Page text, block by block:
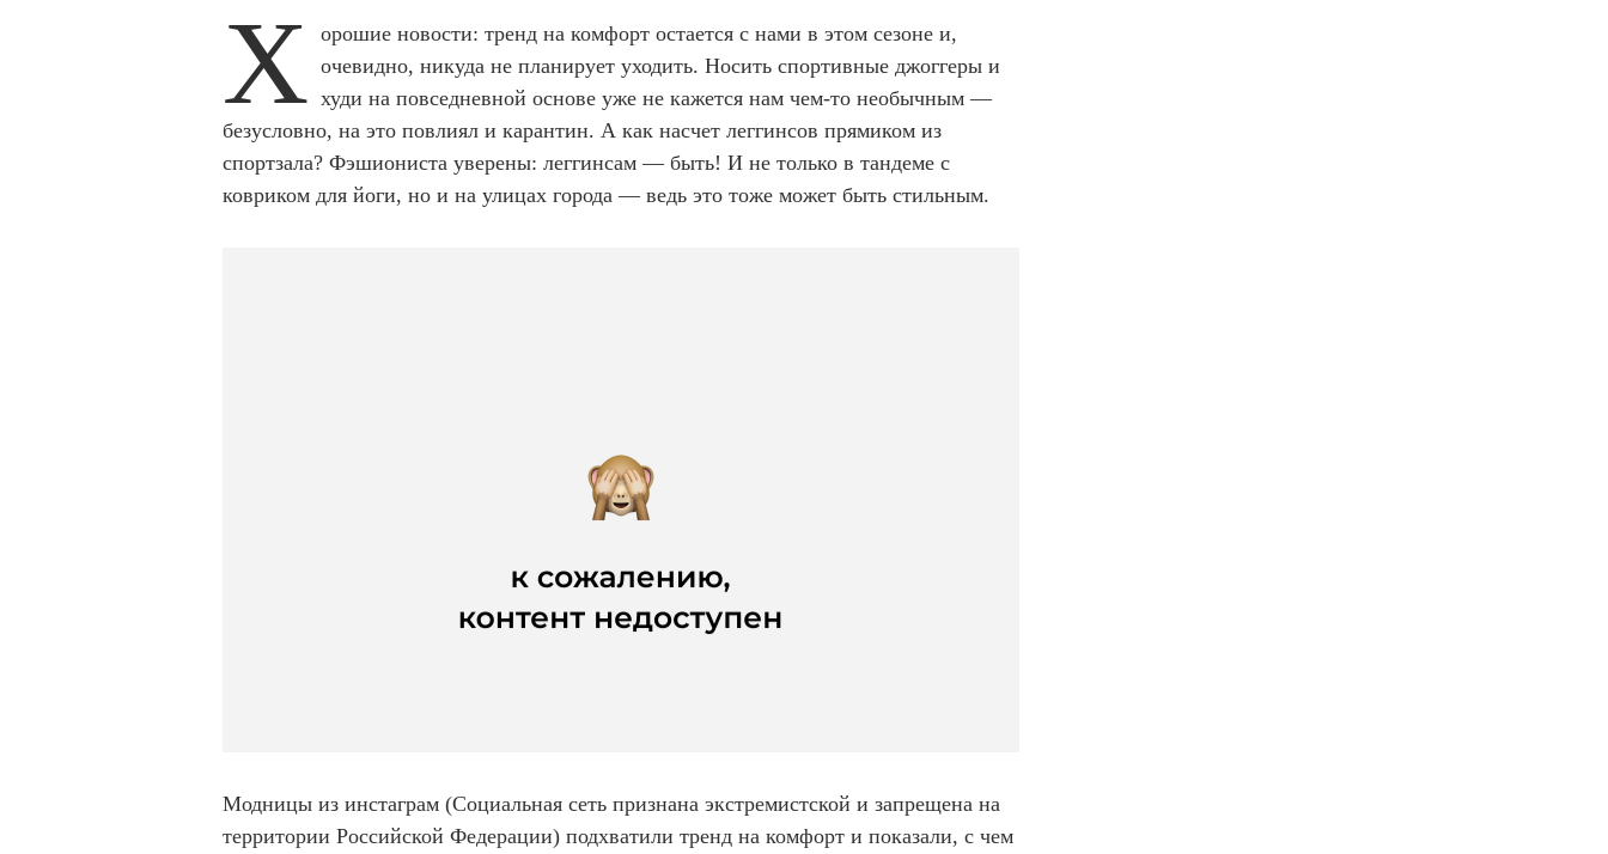
Х орошие новости: тренд на комфорт остается с нами в этом сезоне и,
очевидно, никуда не планирует уходить. Носить спортивные джоггеры и
худи на повседневной основе уже не кажется нам чем-то необычным —
безусловно, на это повлиял и карантин. А как насчет леггинсов прямиком из
спортзала? Фэшиониста уверены: леггинсам — быть! И не только в тандеме с
ковриком для йоги, но и на улицах города — ведь это тоже может быть стильным.
Модницы из инстаграм (Социальная сеть признана экстремистской и запрещена на
территории Российской Федерации) подхватили тренд на комфорт и показали, с чем